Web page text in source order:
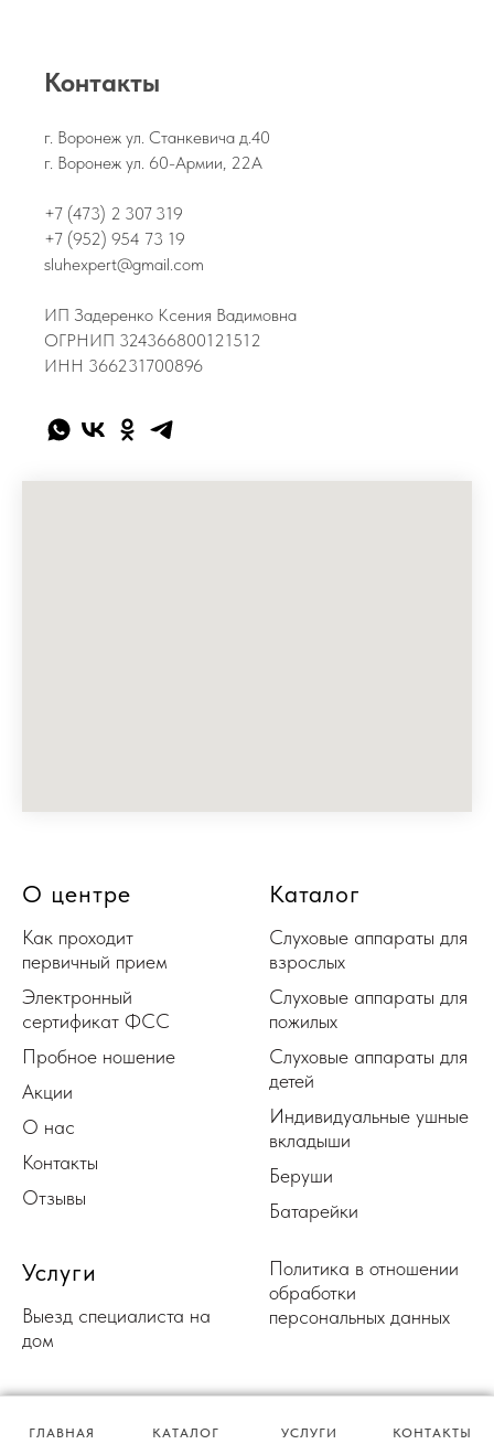
ГЛАВНАЯ КАТАЛОГ УСЛУГИ КОНТАКТЫ
Контакты
г. Воронеж ул. Станкевича д.40
г. Воронеж ул. 60-Армии, 22А
+7 (473) 2 307 319
+7 (952) 954 73 19
sluhexpert@gmail.com
ИП Задеренко Ксения Вадимовна
ОГРНИП 324366800121512
ИНН 366231700896
О центре
Как проходит
первичный прием
Электронный
сертификат ФСС
Пробное ношение
Акции
О нас
Контакты
Отзывы
Каталог
Слуховые аппараты для
взрослых
Слуховые аппараты для
пожилых
Слуховые аппараты для
детей
Индивидуальные ушные
вкладыши
Беруши
Батарейки
Услуги
Выезд специалиста на
дом
Политика в отношении
обработки
персональных данных